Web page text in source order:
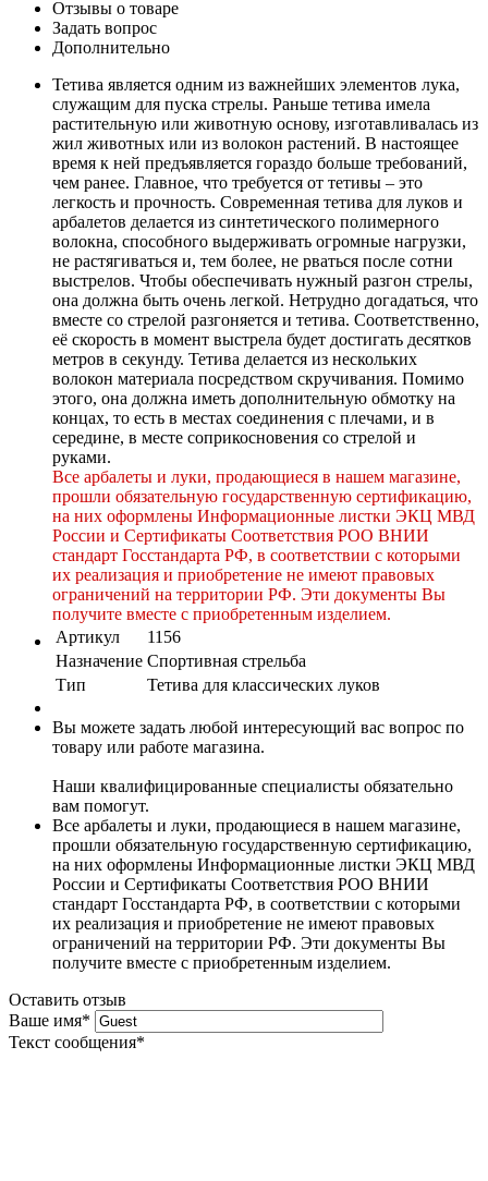
Отзывы о товаре
Задать вопрос
Дополнительно
Тетива является одним из важнейших элементов лука,
служащим для пуска стрелы. Раньше тетива имела
растительную или животную основу, изготавливалась из
жил животных или из волокон растений. В настоящее
время к ней предъявляется гораздо больше требований,
чем ранее. Главное, что требуется от тетивы – это
легкость и прочность. Современная тетива для луков и
арбалетов делается из синтетического полимерного
волокна, способного выдерживать огромные нагрузки,
не растягиваться и, тем более, не рваться после сотни
выстрелов. Чтобы обеспечивать нужный разгон стрелы,
она должна быть очень легкой. Нетрудно догадаться, что
вместе со стрелой разгоняется и тетива. Соответственно,
её скорость в момент выстрела будет достигать десятков
метров в секунду. Тетива делается из нескольких
волокон материала посредством скручивания. Помимо
этого, она должна иметь дополнительную обмотку на
концах, то есть в местах соединения с плечами, и в
середине, в месте соприкосновения со стрелой и
руками.
Все арбалеты и луки, продающиеся в нашем магазине,
прошли обязательную государственную сертификацию,
на них оформлены Информационные листки ЭКЦ МВД
России и Сертификаты Соответствия РОО ВНИИ
стандарт Госстандарта РФ, в соответствии с которыми
их реализация и приобретение не имеют правовых
ограничений на территории РФ. Эти документы Вы
получите вместе с приобретенным изделием.
Артикул
1156
Назначение Спортивная стрельба
Тип
Тетива для классических луков
Вы можете задать любой интересующий вас вопрос по
товару или работе магазина.
Наши квалифицированные специалисты обязательно
вам помогут.
Все арбалеты и луки, продающиеся в нашем магазине,
прошли обязательную государственную сертификацию,
на них оформлены Информационные листки ЭКЦ МВД
России и Сертификаты Соответствия РОО ВНИИ
стандарт Госстандарта РФ, в соответствии с которыми
их реализация и приобретение не имеют правовых
ограничений на территории РФ. Эти документы Вы
получите вместе с приобретенным изделием.
Оставить отзыв
Ваше имя*
Текст сообщения*